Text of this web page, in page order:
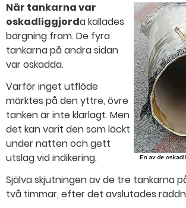
När tankarna var
oskadliggjorda kallades
bärgning fram. De fyra
tankarna på andra sidan
var oskadda.
Varför inget utflöde
märktes på den yttre, övre
tanken är inte klarlagt. Men
det kan varit den som läckt
under natten och gett
utslag vid indikering.
Själva skjutningen av de tre tankarna
två timmar, efter det avslutades